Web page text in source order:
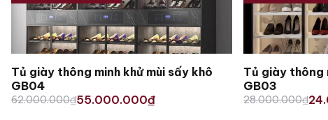
Tủ giày thông minh khử mùi sấy khô
GB04
62.000.000₫
Original
55.000.000₫
Current
Tủ giày thông
GB03
28.000.000₫
Original
Current